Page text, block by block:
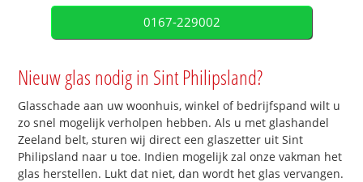
0167-229002
Nieuw glas nodig in Sint Philipsland?
Glasschade aan uw woonhuis, winkel of bedrijfspand wilt u
zo snel mogelijk verholpen hebben. Als u met glashandel
Zeeland belt, sturen wij direct een glaszetter uit Sint
Philipsland naar u toe. Indien mogelijk zal onze vakman het
glas herstellen. Lukt dat niet, dan wordt het glas vervangen.